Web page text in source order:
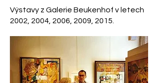
Výstavy z Galerie Beukenhof v letech
2002, 2004, 2006, 2009, 2015.